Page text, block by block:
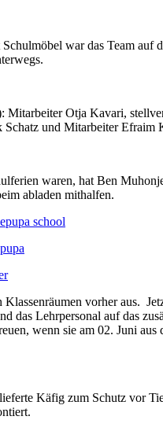
war das Team auf
Mitarbeiter Otja Kavari,
Schatz und Mitarbeiter Efraim
waren, hat Ben
abladen mithalfen.
Klassenräumen vorher aus.
das Lehrpersonal auf das
wenn sie am 02. Juni aus
Käfig zum Schutz vor